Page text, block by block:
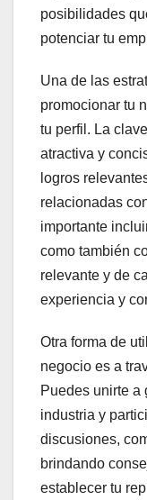
posibilidades
potenciar tu
Una de las
promocionar tu
tu perfil. La
atractiva y
logros
relacionadas
importante
como también
relevante y de
experiencia y
Otra forma de
negocio es a
Puedes unirte a
industria y
discusiones,
brindando
establecer tu